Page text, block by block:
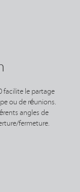
facilite le partage
ou de réunions.
angles de
fermeture.